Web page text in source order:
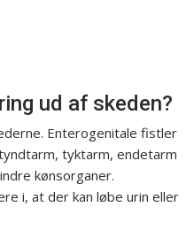
ud af skeden?
Enterogenitale fistler
tyktarm, endetarm
kønsorganer.
i, at der kan løbe urin eller